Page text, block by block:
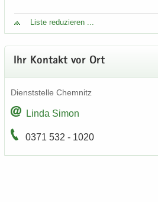
Liste re­du­zie­ren ...
Ihr Kon­takt vor Ort
Dienst­stel­le Chem­nitz
Linda Simon
0371 532 - 1020